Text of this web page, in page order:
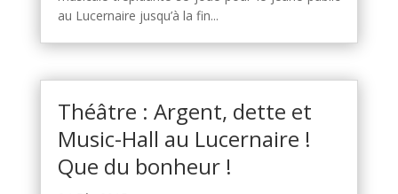
au Lucernaire jusqu’à la fin...
Théâtre : Argent, dette et
Music-Hall au Lucernaire !
Que du bonheur !